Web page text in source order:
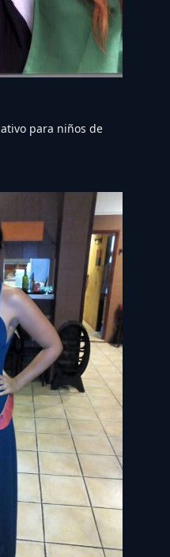
para niños de